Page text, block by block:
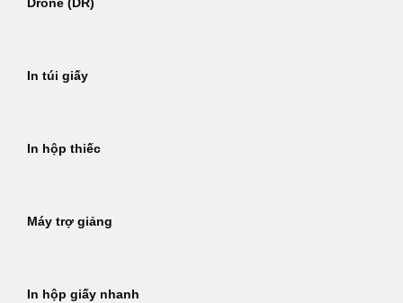
Drone (DR)
In túi giấy
In hộp thiếc
Máy trợ giảng
In hộp giấy nhanh